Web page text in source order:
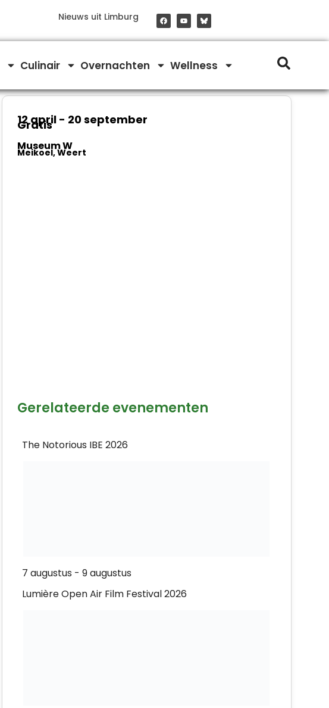
Nieuws uit Limburg F
a
c
b
k
Y
o
u
u
Culinair Overnachten Wellness
12 april - 20 september
Gratis
Museum W
Meikoel, Weert
Gerelateerde evenementen
The Notorious IBE 2026
7 augustus - 9 augustus
Lumière Open Air Film Festival 2026